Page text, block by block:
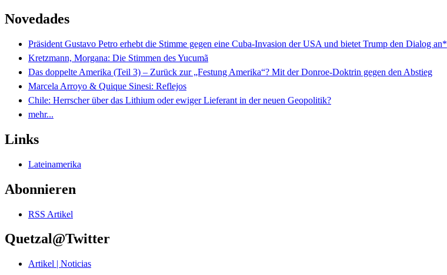
Novedades
Präsident Gustavo Petro erhebt die Stimme gegen eine Cuba-Invasion der USA und bietet Trump den Dialog an*
Kretzmann, Morgana: Die Stimmen des Yucumã
Das doppelte Amerika (Teil 3) – Zurück zur „Festung Amerika“? Mit der Donroe-Doktrin gegen den Abstieg
Marcela Arroyo & Quique Sinesi: Reflejos
Chile: Herrscher über das Lithium oder ewiger Lieferant in der neuen Geopolitik?
mehr...
Links
Lateinamerika
Abonnieren
RSS Artikel
Quetzal@Twitter
Artikel | Noticias